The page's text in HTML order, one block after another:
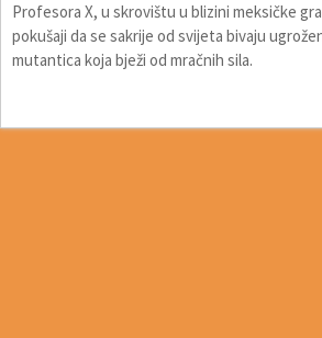
Profesora X, u skrovištu u blizini meksičke
pokušaji da se sakrije od svijeta bivaju
mutantica koja bježi od mračnih sila.